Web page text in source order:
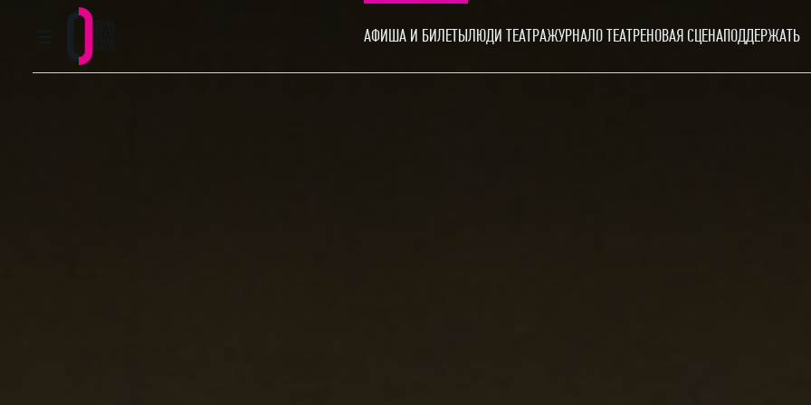
ГЛАВНОЕ МЕНЮ
Пермский театр оперы и балета
АФИША И БИЛЕТЫЛЮДИ ТЕАТРАЖУРНАЛО ТЕАТРЕНОВАЯ СЦЕНАПОДДЕРЖАТЬ